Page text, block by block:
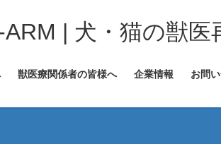
| 犬・猫の獣医
獣医療関係者の皆様へ 企業情報 お問